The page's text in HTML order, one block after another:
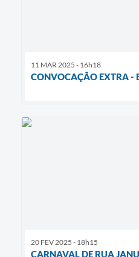
11 MAR 2025 - 16h18
CONVOCAÇÃO EXTRA -
20 FEV 2025 - 18h15
CARNAVAL DE RUA